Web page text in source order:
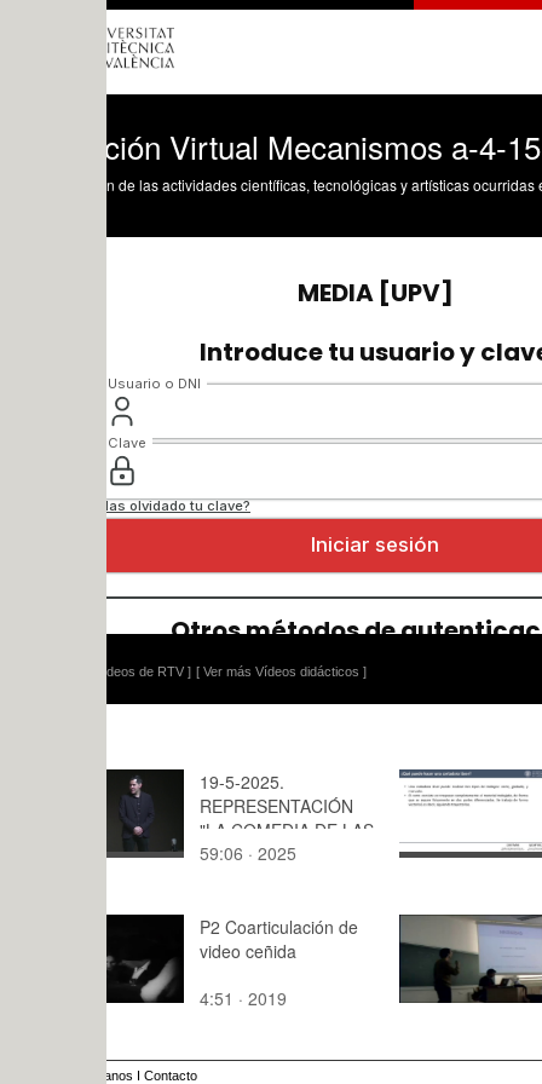
Virtual Mecanismos a-4-1553-
de las actividades científicas, tecnológicas y artísticas ocurridas en los tres
[ Ver más Vídeos didácticos ]
19-5-2025.
REPRESENTACIÓN
"LA COMEDIA DE LAS
EQUIVOCACIONES"
59:06 · 2025
CORTE
RAYJET
PREVIOS
2:59 · 2026
P2 Coarticulación de
video ceñida
4:51 · 2019
Seminario
( 14
PoLinuX
78:22 ·